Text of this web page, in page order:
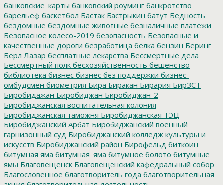
банковские_карты банковский роуминг банкротство
барельеф баскетбол Бастак Бастрыкин батут Бедность
бездомные бездомные животные безналичные платежи
Безопасное колесо-2019 безопасность Безопасные и
качественные дороги безработица белка бензин Беринг
Берл Лазар бесплатные лекарства Бессмертные дела
Бессмертный полк бесхозяйственность бешенство
библиотека бизнес бизнес без поддержки бизнес-
омбудсмен биометрия Бира Биракан Бирария БирЗСТ
Биробидажан Биробиджан Биробиджан-2
Биробиджанская воспитательная колония
Биробиджанская таможня Биробиджанская ТЭЦ
Биробиджанский Арбат Биробиджанский военный
гарнизонный суд Биробиджанский колледж культуры и
искусств Биробиджанский район Бирофельд биткоин
битумная яма битумная_яма битумное болото битумные
ямы Благовещенск Благовещенский кафедральный собор
Благословенное благотворитель года благотворительная